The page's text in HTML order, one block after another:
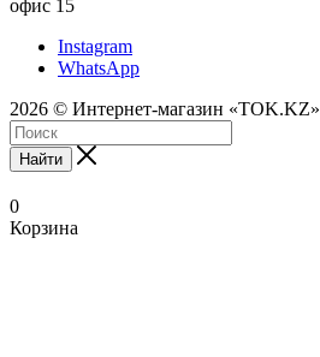
офис 15
Instagram
WhatsApp
2026 © Интернет-магазин «TOK.KZ»
Найти
0
Корзина